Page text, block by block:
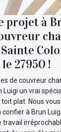
projet à
27950 !
de couvreur
Luigi un vrai
plat. Nous
à Brun